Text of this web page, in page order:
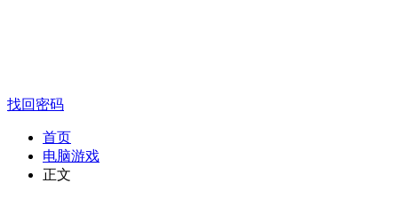
找回密码
首页
电脑游戏
正文